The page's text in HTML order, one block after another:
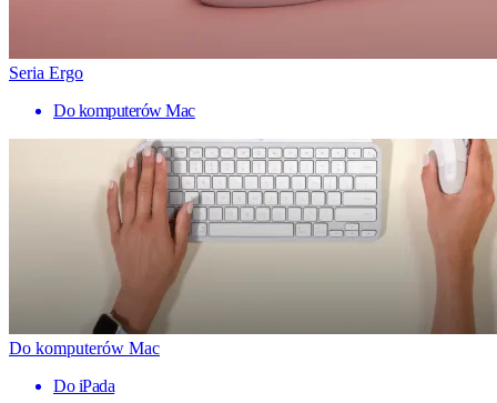
Seria Ergo
Do komputerów Mac
Do komputerów Mac
Do iPada